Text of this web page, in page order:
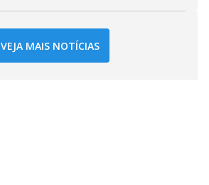
VEJA MAIS NOTÍCIAS